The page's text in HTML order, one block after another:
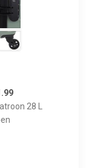
28 L